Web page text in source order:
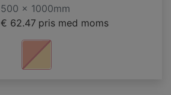
500 x 1000mm
€ 62.47 pris med moms